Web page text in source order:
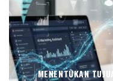
MENENTUKAN